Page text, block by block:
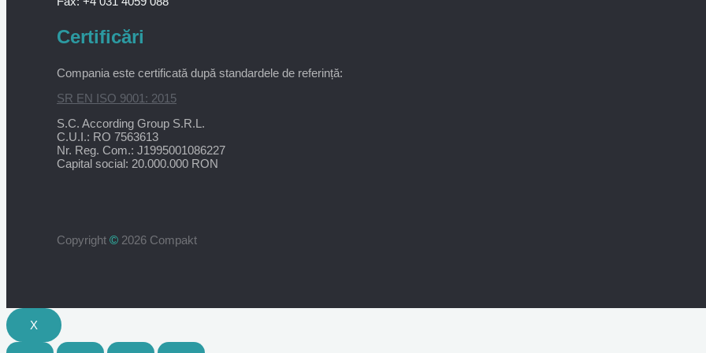
Certificări
Compania este certificată după standardele de referință:
SR EN ISO 9001: 2015
S.C. According Group S.R.L.
C.U.I.: RO 7563613
Nr. Reg. Com.: J1995001086227
Capital social: 20.000.000 RON
Copyright © 2026 Compakt
X